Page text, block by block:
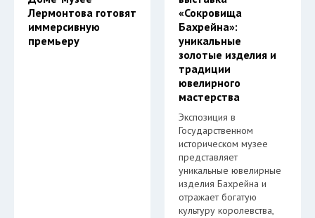
Лермонтова готовят
иммерсивную
премьеру
«Сокровища
Бахрейна»:
уникальные
золотые изделия и
традиции
ювелирного
мастерства
Экспозиция в
Государственном
историческом музее
представляет
уникальные ювелирные
изделия Бахрейна и
отражает богатую
культуру королевства,